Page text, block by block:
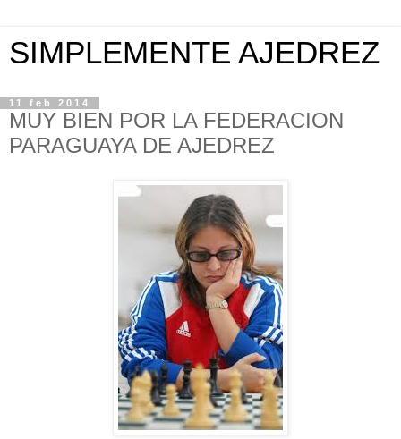
SIMPLEMENTE AJEDREZ
11 feb 2014
MUY BIEN POR LA FEDERACION
PARAGUAYA DE AJEDREZ